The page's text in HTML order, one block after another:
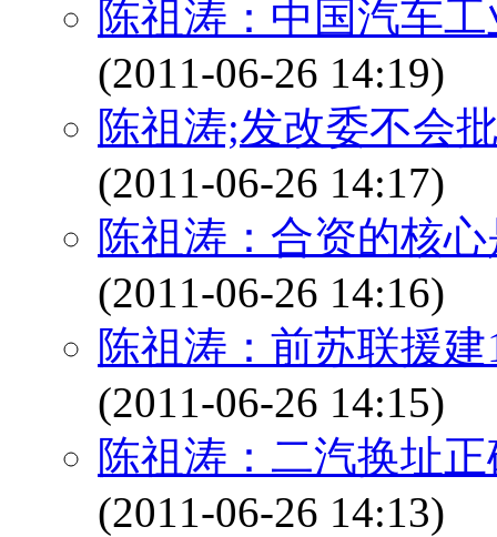
陈祖涛：中国汽车
(2011-06-26 14:19)
陈祖涛;发改委不会
(2011-06-26 14:17)
陈祖涛：合资的核
(2011-06-26 14:16)
陈祖涛：前苏联援
(2011-06-26 14:15)
陈祖涛：二汽换址
(2011-06-26 14:13)